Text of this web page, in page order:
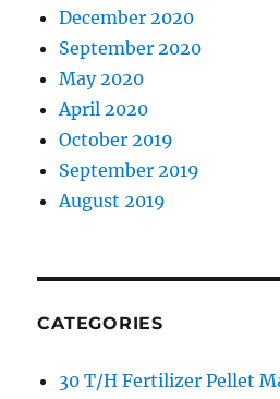
December 2020
September 2020
May 2020
April 2020
October 2019
September 2019
August 2019
CATEGORIES
30 T/H Fertilizer Pellet